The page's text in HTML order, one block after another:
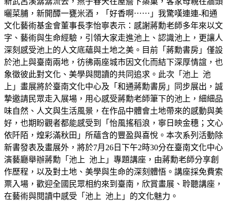
曬菜脯，新開醰一甕米酒，「好香啊⋯⋯」我驚嘆連連-和通
文化藝術基金會董事長李怡寧表示：感謝蔣勳老師多年來以文
字、藝術與生命經驗，引領大家走進池上、認識池上，更讓人
深刻感受池上的人文底蘊與土地之美。目前「蔣勳書房」僅設
於池上與臺南兩地，彷彿兩座城市因文化而結下深厚情誼，也
象徵彼此對文化、美學與閱讀的共同追求。此次「池上 池
上」畫展將於臺南文化中心及「和通蔣勳書房」同步展出，誠
摯邀請民眾走入展場，用心感受蔣勳老師筆下的池上，細細品
味自然、人文與生活風景，在作品中體會土地帶來的感動與美
好，也期盼觀者都能感受到「怡風搖稻浪，寧日映金穗；文心
依阡陌，煌彩滿秋田」所蘊含的豐盈與喜悅。本次系列活動除
新書發表及畫展外，將於7月26日下午2時30分在臺南文化中心
演藝廳舉辦蔣勳「池上 池上」專題講座，由蔣勳老師分享創
作歷程，以及對土地、美學與生命的深刻體悟。講座採免費索
票入場，歡迎全國民眾相約來到臺南，欣賞畫展、聆聽講座，
在藝術與閱讀中感受「池上 池上」的文化魅力。